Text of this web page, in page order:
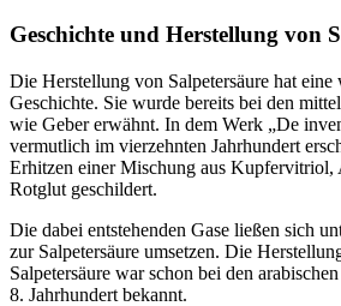
Geschichte und Herstellung von
Die Herstellung von Salpetersäure hat
Geschichte. Sie wurde bereits bei den
wie Geber erwähnt. In dem Werk „De
vermutlich im vierzehnten Jahrhundert
Erhitzen einer Mischung aus Kupfervitriol,
Rotglut geschildert.
Die dabei entstehenden Gase ließen sich
zur Salpetersäure umsetzen. Die
Salpetersäure war schon bei den
8. Jahrhundert bekannt.